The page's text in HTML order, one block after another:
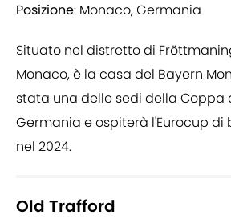
Posizione: Monaco, Germania
Situato nel distretto di
Monaco, è la casa del Bayern
stata una delle sedi della Coppa
Germania e ospiterà l'Eurocup di
nel 2024.
Old Trafford